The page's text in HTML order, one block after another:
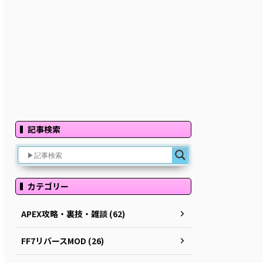
記事検索
カテゴリー
APEX攻略・裏技・雑談 (62)
FF7リバースMOD (26)